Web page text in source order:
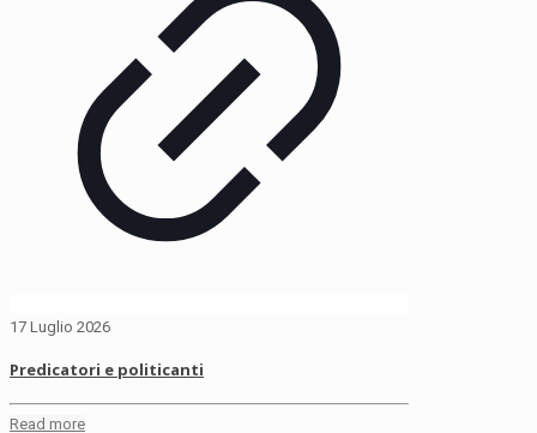
17 Luglio 2026
Predicatori e politicanti
Read more